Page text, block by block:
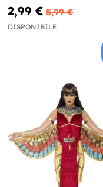
2,99 € 5,99 €
DISPONIBILE